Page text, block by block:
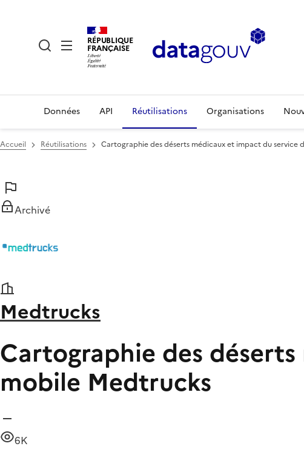
RÉPUBLIQUE
FRANÇAISE
Données API Réutilisations Organisations
Accueil Réutilisations Cartographie des déserts médicaux et impact du service
Archivé
Medtrucks
Cartographie des
mobile Medtrucks
6K